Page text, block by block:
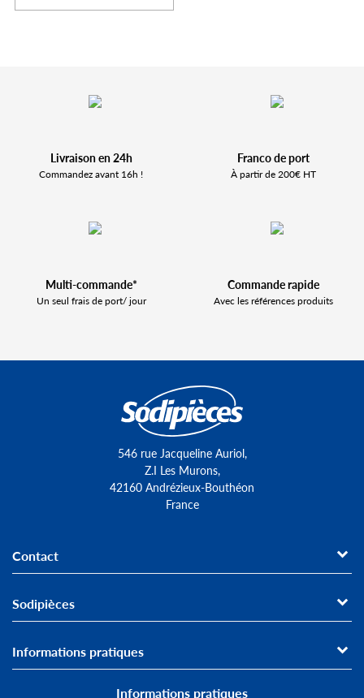
Livraison en 24h
Commandez avant 16h !
Franco de port
À partir de 200€ HT
Multi-commande*
Un seul frais de port/ jour
Commande rapide
Avec les références produits
546 rue Jacqueline Auriol,
Z.I Les Murons,
42160 Andrézieux-Bouthéon
France
Contact
Sodipièces
Informations pratiques
Informations pratiques